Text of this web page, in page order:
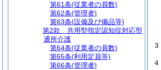
3
4
第61条(従業者の員数)
第62条(管理者)
第63条(設備及び備品等)
第2款
共用型指定認知症対応型
通所介護
第64条(従業者の員数)
第65条(利用定員等)
第66条(管理者)